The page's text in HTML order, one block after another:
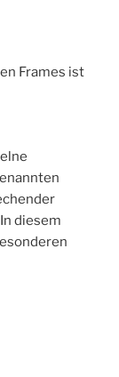
Frames ist
diesem